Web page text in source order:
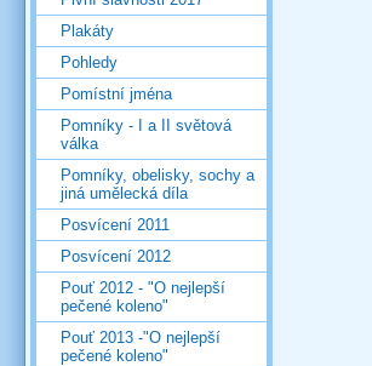
Plakáty
Pohledy
Pomístní jména
Pomníky - I a II světová
válka
Pomníky, obelisky, sochy a
jiná umělecká díla
Posvícení 2011
Posvícení 2012
Pouť 2012 - "O nejlepší
pečené koleno"
Pouť 2013 -"O nejlepší
pečené koleno"